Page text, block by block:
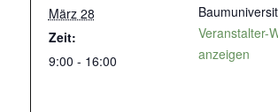
März 28
Zeit:
9:00 - 16:00
Veranstalter-
anzeigen